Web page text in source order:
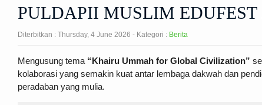
PULDAPII MUSLIM EDUFEST
Diterbitkan : Thursday, 4 June 2026 - Kategori : Berita
Mengusung tema “Khairu Ummah for Global Civilization”
kolaborasi yang semakin kuat antar lembaga dakwah dan
peradaban yang mulia.